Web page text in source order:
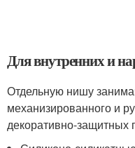
Для внутренних и
Отдельную нишу
механизированного и
декоративно-защитных